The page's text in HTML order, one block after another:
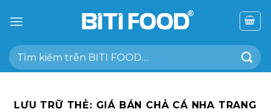
đến
dung
Tìm
kiếm:
LƯU TRỮ THẺ: GIÁ BÁN CHẢ CÁ NHA TRANG